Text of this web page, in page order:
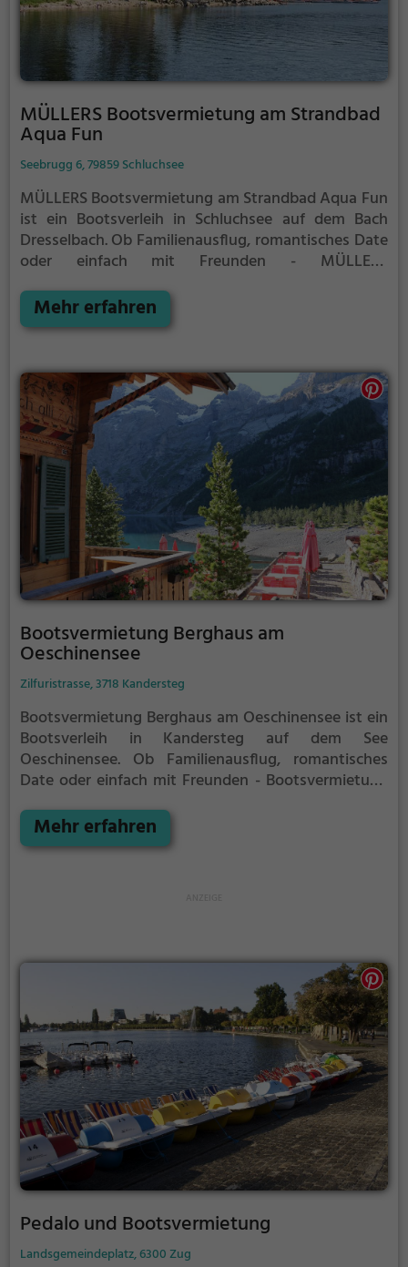
MÜLLERS Bootsvermietung am Strandbad
Aqua Fun
Seebrugg 6, 79859 Schluchsee
MÜLLERS Bootsvermietung am Strandbad Aqua Fun
ist ein Bootsverleih in Schluchsee auf dem Bach
Dresselbach.Ob Familienausflug, romantisches Date
oder einfach mit Freunden - MÜLLERS
perfekte Adresse in Schluchsee. Hier kommen
sowohl Naturfreunde als auch Sportbegeisterte und
Mehr erfahren
Bootsvermietung Berghaus am
Oeschinensee
Zilfuristrasse, 3718 Kandersteg
Bootsvermietung Berghaus am Oeschinensee ist ein
Bootsverleih in Kandersteg auf dem See
Oeschinensee. Ob Familienausflug, romantisches
Date oder einfach mit Freunden - Bootsvermietung
in Kandersteg. Hier kommen sowohl Naturfreunde
als auch Sportbegeisterte und echte Wasserratten
Mehr erfahren
Pedalo und Bootsvermietung
Landsgemeindeplatz, 6300 Zug